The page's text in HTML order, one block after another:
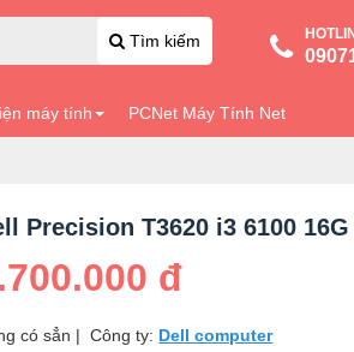
Tìm kiếm
máy tính PCNet Máy Tính Net
Precision T3620 i3 6100 16G
đ
có sẳn |Công ty: Dell computer